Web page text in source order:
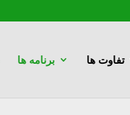
برنامه ها تفاوت ها